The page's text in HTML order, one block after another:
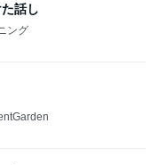
話し
ング